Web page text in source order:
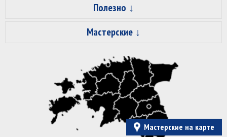
Полезно
Мастерские
Мастерские на карте